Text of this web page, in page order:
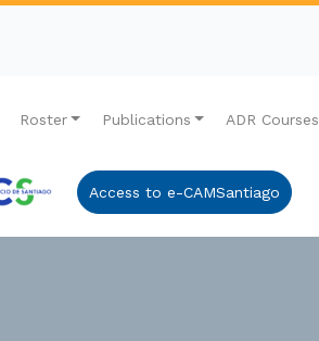
Roster Publications ADR Courses
Access to e-CAMSantiago